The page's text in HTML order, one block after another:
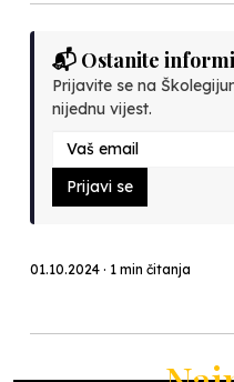
📬 Ostanite
Prijavite se na
nijednu vijest.
Prijavi se
01.10.2024 · 1 min čitanja